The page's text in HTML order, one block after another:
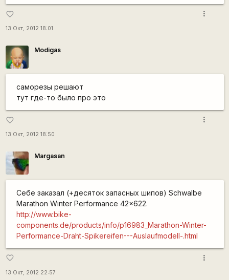
favorite_border
13 Окт, 2012 18:01
more_vert
Modigas
саморезы решают
тут где-то было про это
favorite_border
13 Окт, 2012 18:50
more_vert
Margasan
Себе заказал (+десяток запасных шипов) Schwalbe
Marathon Winter Performance 42x622.
http://www.bike-
components.de/products/info/p16983_Marathon-Winter-
Performance-Draht-Spikereifen---Auslaufmodell-.html
favorite_border
13 Окт, 2012 22:57
more_vert